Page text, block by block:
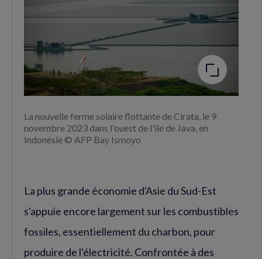
Agrandir
l'image
La nouvelle ferme solaire flottante de Cirata, le 9
novembre 2023 dans l'ouest de l'île de Java, en
Indonésie © AFP Bay Ismoyo
La plus grande économie d'Asie du Sud-Est
s'appuie encore largement sur les combustibles
fossiles, essentiellement du charbon, pour
produire de l'électricité. Confrontée à des